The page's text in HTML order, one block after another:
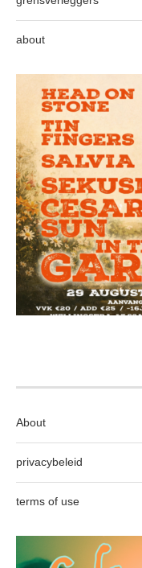
about
About
privacybeleid
terms of use